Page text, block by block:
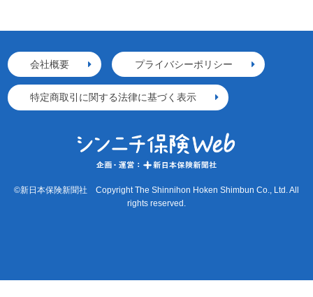
会社概要 プライバシーポリシー
特定商取引に関する法律に基づく表示
©新日本保険新聞社 Copyright The Shinnihon Hoken Shimbun Co., Ltd. All
rights reserved.